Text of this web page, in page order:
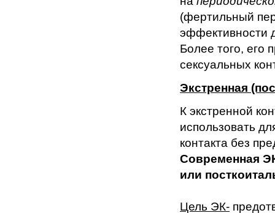
(фертильный
эффективности
Более того, его
сексуальных
Экстренная
К экстренной
использовать
контакта без
Современная
или
Цель ЭК-